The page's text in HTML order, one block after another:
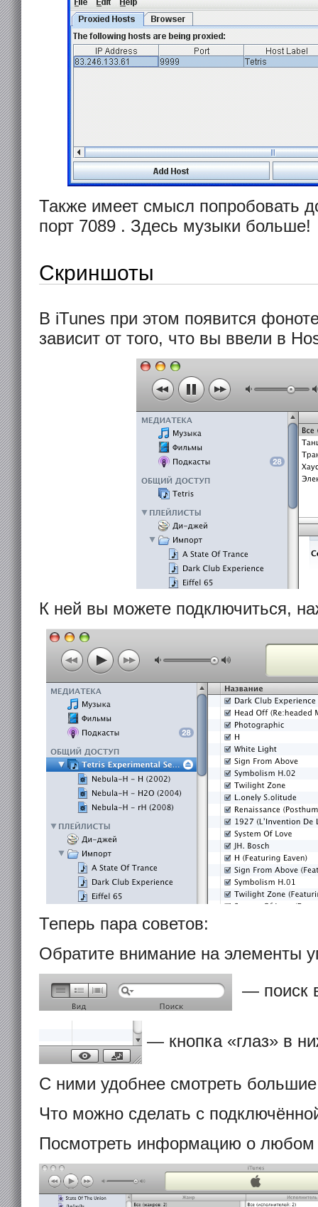
Также имеет смысл попробовать
порт 7089 . Здесь музыки больше!
Скриншоты
В iTunes при этом появится
зависит от того, что вы ввели в
К ней вы можете подключиться,
Теперь пара советов:
Обратите внимание на элементы
— поиск
— кнопка «глаз» в
С ними удобнее смотреть
Что можно сделать с
Посмотреть информацию о любом